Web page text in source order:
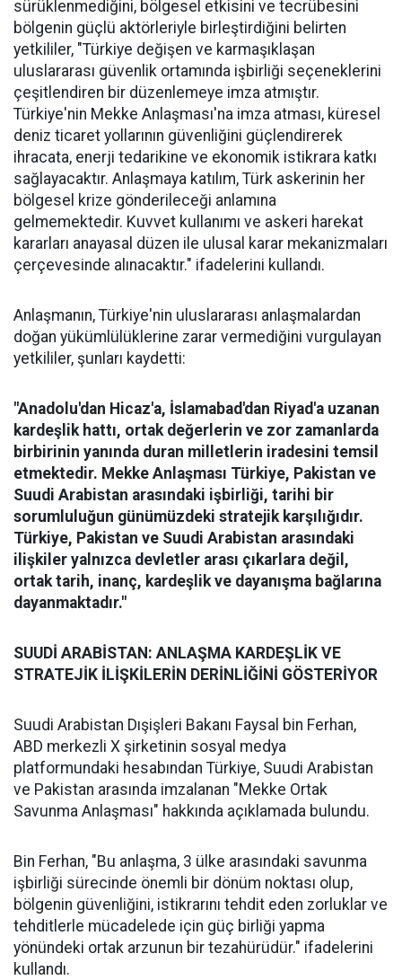
sürüklenmediğini, bölgesel etkisini ve tecrübesini
bölgenin güçlü aktörleriyle birleştirdiğini belirten
yetkililer, "Türkiye değişen ve karmaşıklaşan
uluslararası güvenlik ortamında işbirliği seçeneklerini
çeşitlendiren bir düzenlemeye imza atmıştır.
Türkiye'nin Mekke Anlaşması'na imza atması, küresel
deniz ticaret yollarının güvenliğini güçlendirerek
ihracata, enerji tedarikine ve ekonomik istikrara katkı
sağlayacaktır. Anlaşmaya katılım, Türk askerinin her
bölgesel krize gönderileceği anlamına
gelmemektedir. Kuvvet kullanımı ve askeri harekat
kararları anayasal düzen ile ulusal karar mekanizmaları
çerçevesinde alınacaktır." ifadelerini kullandı.
Anlaşmanın, Türkiye'nin uluslararası anlaşmalardan
doğan yükümlülüklerine zarar vermediğini vurgulayan
yetkililer, şunları kaydetti:
"Anadolu'dan Hicaz'a, İslamabad'dan Riyad'a uzanan
kardeşlik hattı, ortak değerlerin ve zor zamanlarda
birbirinin yanında duran milletlerin iradesini temsil
etmektedir. Mekke Anlaşması Türkiye, Pakistan ve
Suudi Arabistan arasındaki işbirliği, tarihi bir
sorumluluğun günümüzdeki stratejik karşılığıdır.
Türkiye, Pakistan ve Suudi Arabistan arasındaki
ilişkiler yalnızca devletler arası çıkarlara değil,
ortak tarih, inanç, kardeşlik ve dayanışma bağlarına
dayanmaktadır."
SUUDİ ARABİSTAN: ANLAŞMA KARDEŞLİK VE
STRATEJİK İLİŞKİLERİN DERİNLİĞİNİ GÖSTERİYOR
Suudi Arabistan Dışişleri Bakanı Faysal bin Ferhan,
ABD merkezli X şirketinin sosyal medya
platformundaki hesabından Türkiye, Suudi Arabistan
ve Pakistan arasında imzalanan "Mekke Ortak
Savunma Anlaşması" hakkında açıklamada bulundu.
Bin Ferhan, "Bu anlaşma, 3 ülke arasındaki savunma
işbirliği sürecinde önemli bir dönüm noktası olup,
bölgenin güvenliğini, istikrarını tehdit eden zorluklar ve
tehditlerle mücadelede için güç birliği yapma
yönündeki ortak arzunun bir tezahürüdür." ifadelerini
kullandı.